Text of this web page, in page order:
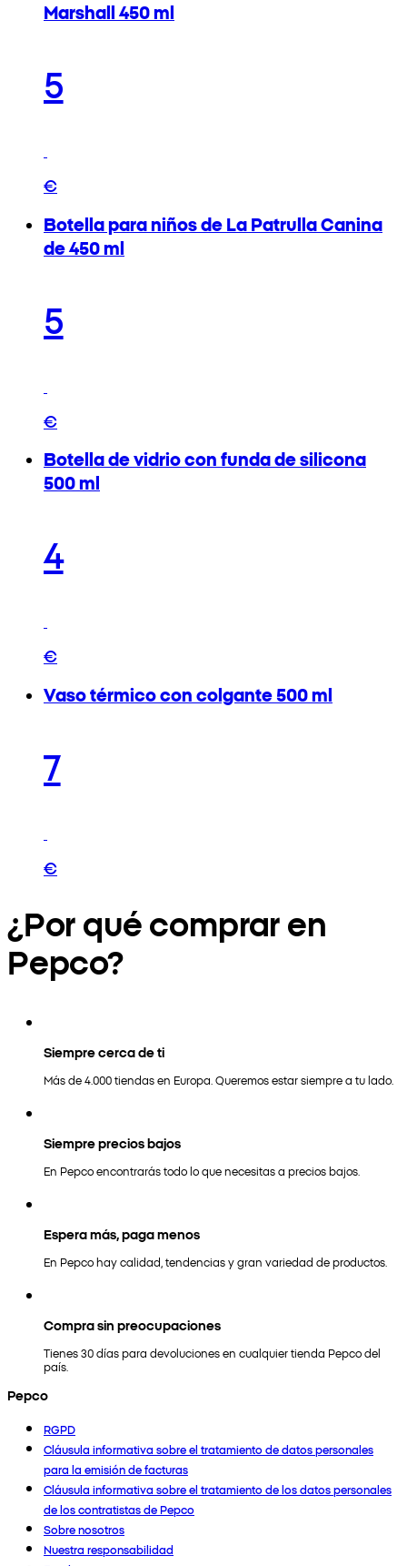
Marshall 450 ml
5
€
Botella para niños de La Patrulla Canina
de 450 ml
5
€
Botella de vidrio con funda de silicona
500 ml
4
€
Vaso térmico con colgante 500 ml
7
€
¿Por qué comprar en
Pepco?
Siempre cerca de ti
Más de 4.000 tiendas en Europa. Queremos estar siempre a tu lado.
Siempre precios bajos
En Pepco encontrarás todo lo que necesitas a precios bajos.
Espera más, paga menos
En Pepco hay calidad, tendencias y gran variedad de productos.
Compra sin preocupaciones
Tienes 30 días para devoluciones en cualquier tienda Pepco del
país.
Pepco
RGPD
Cláusula informativa sobre el tratamiento de datos personales
para la emisión de facturas
Cláusula informativa sobre el tratamiento de los datos personales
de los contratistas de Pepco
Sobre nosotros
Nuestra responsabilidad